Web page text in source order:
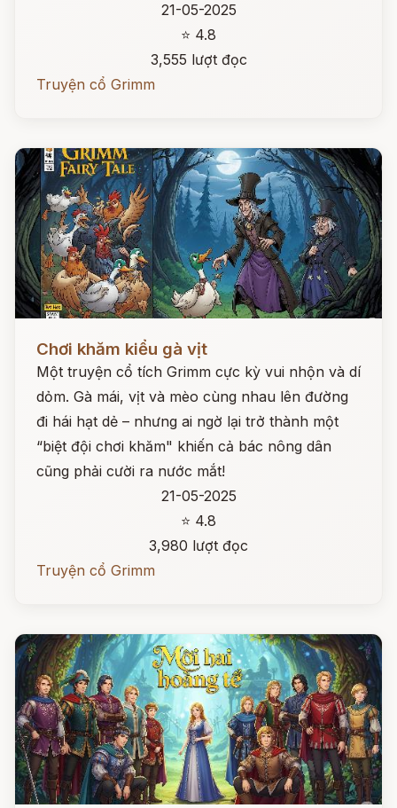
21-05-2025
⭐ 4.8
3,555 lượt đọc
Truyện cổ Grimm
Chơi khăm kiểu gà vịt
Một truyện cổ tích Grimm cực kỳ vui nhộn và dí
dỏm. Gà mái, vịt và mèo cùng nhau lên đường
đi hái hạt dẻ – nhưng ai ngờ lại trở thành một
“biệt đội chơi khăm" khiến cả bác nông dân
cũng phải cười ra nước mắt!
21-05-2025
⭐ 4.8
3,980 lượt đọc
Truyện cổ Grimm